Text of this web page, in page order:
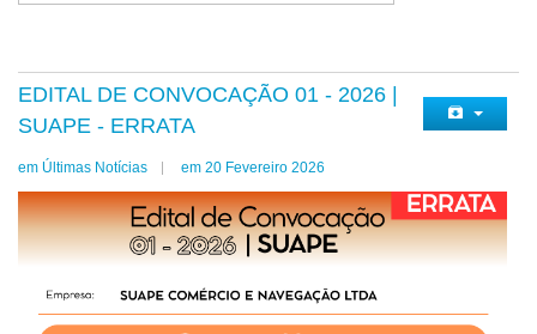
EDITAL DE CONVOCAÇÃO 01 - 2026 |
SUAPE - ERRATA
em Últimas Notícias em 20 Fevereiro 2026